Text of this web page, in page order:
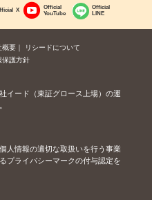
X
Official
YouTube
Official
LINE
概要
リシードについて
保護方針
イード（東証グロース上場）の運
人情報の適切な取扱いを行う事業
プライバシーマークの付与認定を